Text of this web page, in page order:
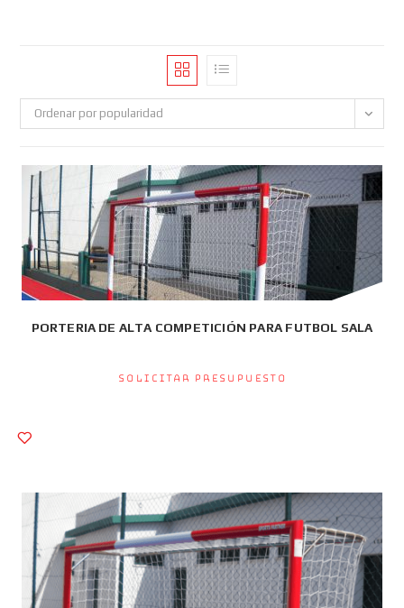
Ordenar por popularidad
PORTERIA DE ALTA COMPETICIÓN PARA FUTBOL SALA
Solicitar presupuesto